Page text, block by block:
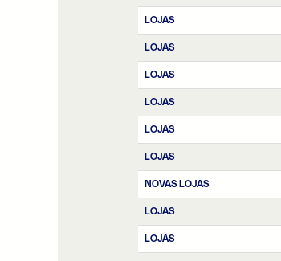
LOJAS
LOJAS
LOJAS
LOJAS
LOJAS
LOJAS
NOVAS LOJAS
LOJAS
LOJAS